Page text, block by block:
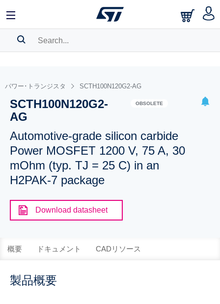
BOOKMARK
Please log into show your saved searches.
パワー･トランジスタ SCTH100N120G2-AG
SCTH100N120G2-
AG
OBSOLETE
Automotive-grade silicon carbide
Power MOSFET 1200 V, 75 A, 30
mOhm (typ. TJ = 25 C) in an
H2PAK-7 package
Download datasheet
概要 ドキュメント CADリソース
製品概要